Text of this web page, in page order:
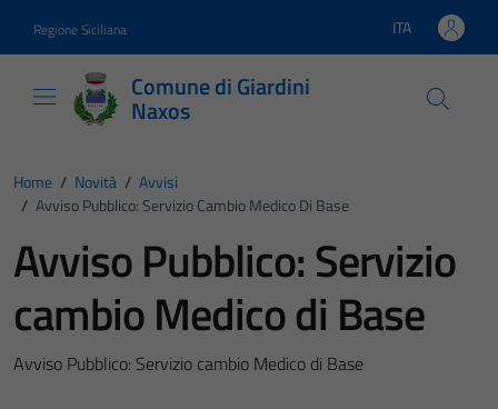
Regione Siciliana Lingua attiva:
ITA
Comune di Giardini
Naxos
Home / Novità / Avvisi
/ Avviso Pubblico: Servizio Cambio Medico Di Base
Avviso Pubblico: Servizio
cambio Medico di Base
Avviso Pubblico: Servizio cambio Medico di Base